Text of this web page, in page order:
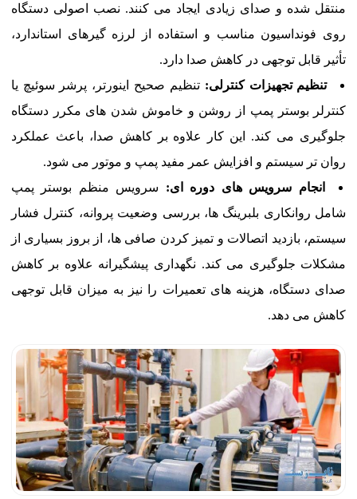
منتقل شده و صدای زیادی ایجاد می کنند. نصب اصولی دستگاه
روی فونداسیون مناسب و استفاده از لرزه گیرهای استاندارد،
تأثیر قابل توجهی در کاهش صدا دارد.
تنظیم تجهیزات کنترلی:تنظیم صحیح اینورتر، پرشر سوئیچ یا
کنترلر بوستر پمپ از روشن و خاموش شدن های مکرر دستگاه
جلوگیری می کند. این کار علاوه بر کاهش صدا، باعث عملکرد
روان تر سیستم و افزایش عمر مفید پمپ و موتور می شود.
انجام سرویس های دوره ای: سرویس منظم بوستر پمپ
شامل روانکاری بلبرینگ ها، بررسی وضعیت پروانه، کنترل فشار
سیستم، بازدید اتصالات و تمیز کردن صافی ها، از بروز بسیاری از
مشکلات جلوگیری می کند. نگهداری پیشگیرانه علاوه بر کاهش
صدای دستگاه، هزینه های تعمیرات را نیز به میزان قابل توجهی
کاهش می دهد.